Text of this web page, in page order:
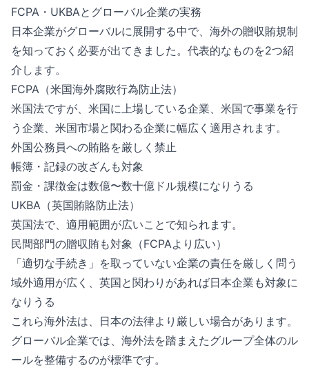
FCPA・UKBAとグローバル企業の実務
日本企業がグローバルに展開する中で、海外の贈収賄規制
を知っておく必要が出てきました。代表的なものを2つ紹
介します。
FCPA（米国海外腐敗行為防止法）
米国法ですが、米国に上場している企業、米国で事業を行
う企業、米国市場と関わる企業に幅広く適用されます。
外国公務員への賄賂を厳しく禁止
帳簿・記録の改ざんも対象
罰金・課徴金は数億〜数十億ドル規模になりうる
UKBA（英国賄賂防止法）
英国法で、適用範囲が広いことで知られます。
民間部門の贈収賄も対象（FCPAより広い）
「適切な手続き」を取っていない企業の責任を厳しく問う
域外適用が広く、英国と関わりがあれば日本企業も対象に
なりうる
これら海外法は、日本の法律より厳しい場合があります。
グローバル企業では、海外法を踏まえたグループ全体のル
ールを整備するのが標準です。